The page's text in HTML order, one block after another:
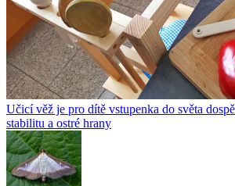
Učicí věž je pro dítě vstupenka do světa
stabilitu a ostré hrany